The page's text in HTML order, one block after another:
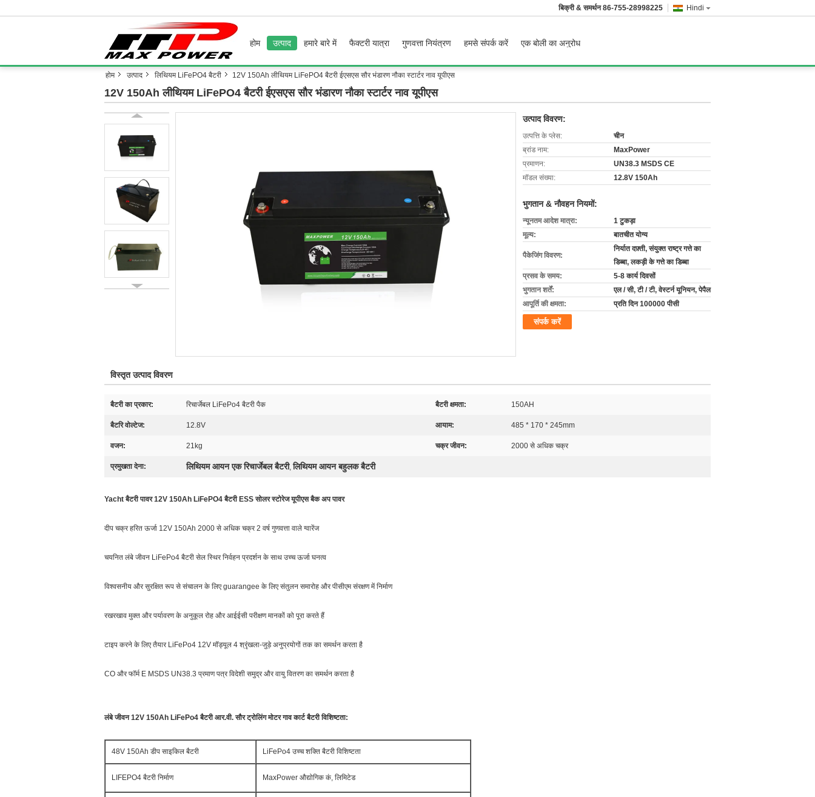
Hindi
बिक्री & समर्थन86-755-28998225
होम उत्पाद हमारे बारे में फैक्टरी यात्रा गुणवत्ता नियंत्रण हमसे संपर्क करें एक बोली का अनुरोध
होम उत्पाद लिथियम LiFePO4 बैटरी 12V 150Ah लीथियम LiFePO4 बैटरी ईएसएस सौर भंडारण नौका स्टार्टर नाव यूपीएस
12V 150Ah लीथियम LiFePO4 बैटरी ईएसएस सौर भंडारण नौका स्टार्टर नाव यूपीएस
उत्पाद विवरण:
उत्पत्ति के प्लेस:
चीन
ब्रांड नाम:
MaxPower
प्रमाणन:
UN38.3 MSDS CE
मॉडल संख्या:
12.8V 150Ah
भुगतान & नौवहन नियमों:
न्यूनतम आदेश मात्रा:
1 टुकड़ा
मूल्य:
बातचीत योग्य
पैकेजिंग विवरण:
निर्यात दफ़्ती, संयुक्त राष्ट्र गत्ते का
डिब्बा, लकड़ी के गत्ते का डिब्बा
प्रसव के समय:
5-8 कार्य दिवसों
भुगतान शर्तें:
एल / सी, टी / टी, वेस्टर्न यूनियन, पेपैल
आपूर्ति की क्षमता:
प्रति दिन 100000 पीसी
संपर्क करें
विस्तृत उत्पाद विवरण
बैटरी का प्रकार: रिचार्जेबल LiFePo4 बैटरी पैक बैटरी क्षमता: 150AH
बैटरि वोल्टेज: 12.8V आयाम: 485 * 170 * 245mm
वजन: 21kg चक्र जीवन: 2000 से अधिक चक्र
प्रमुखता देना: लिथियम आयन एक रिचार्जेबल बैटरी,लिथियम आयन बहुलक बैटरी
Yacht बैटरी पावर 12V 150Ah LiFePO4 बैटरी ESS सोलर स्टोरेज यूपीएस बैक अप पावर
दीप चक्र हरित ऊर्जा 12V 150Ah 2000 से अधिक चक्र 2 वर्ष गुणवत्ता वाले ग्वारेंज
चयनित लंबे जीवन LiFePo4 बैटरी सेल स्थिर निर्वहन प्रदर्शन के साथ उच्च ऊर्जा घनत्व
विश्वसनीय और सुरक्षित रूप से संचालन के लिए guarangee के लिए संतुलन समारोह और पीसीएम संरक्षण में निर्माण
रखरखाव मुक्त और पर्यावरण के अनुकूल रोह और आईईसी परीक्षण मानकों को पूरा करते हैं
टाइप करने के लिए तैयार LiFePo4 12V मॉड्यूल 4 श्रृंखला-जुड़े अनुप्रयोगों तक का समर्थन करता है
CO और फॉर्म E MSDS UN38.3 प्रमाण पत्र विदेशी समुद्र और वायु वितरण का समर्थन करता है
लंबे जीवन 12V 150Ah LiFePo4 बैटरी आर.वी. सौर ट्रोलिंग मोटर गाव कार्ट बैटरी विशिष्टता:
48V 150Ah डीप साइकिल बैटरी LiFePo4 उच्च शक्ति बैटरी विशिष्टता
LIFEPO4 बैटरी निर्माण MaxPower औद्योगिक कं, लिमिटेड